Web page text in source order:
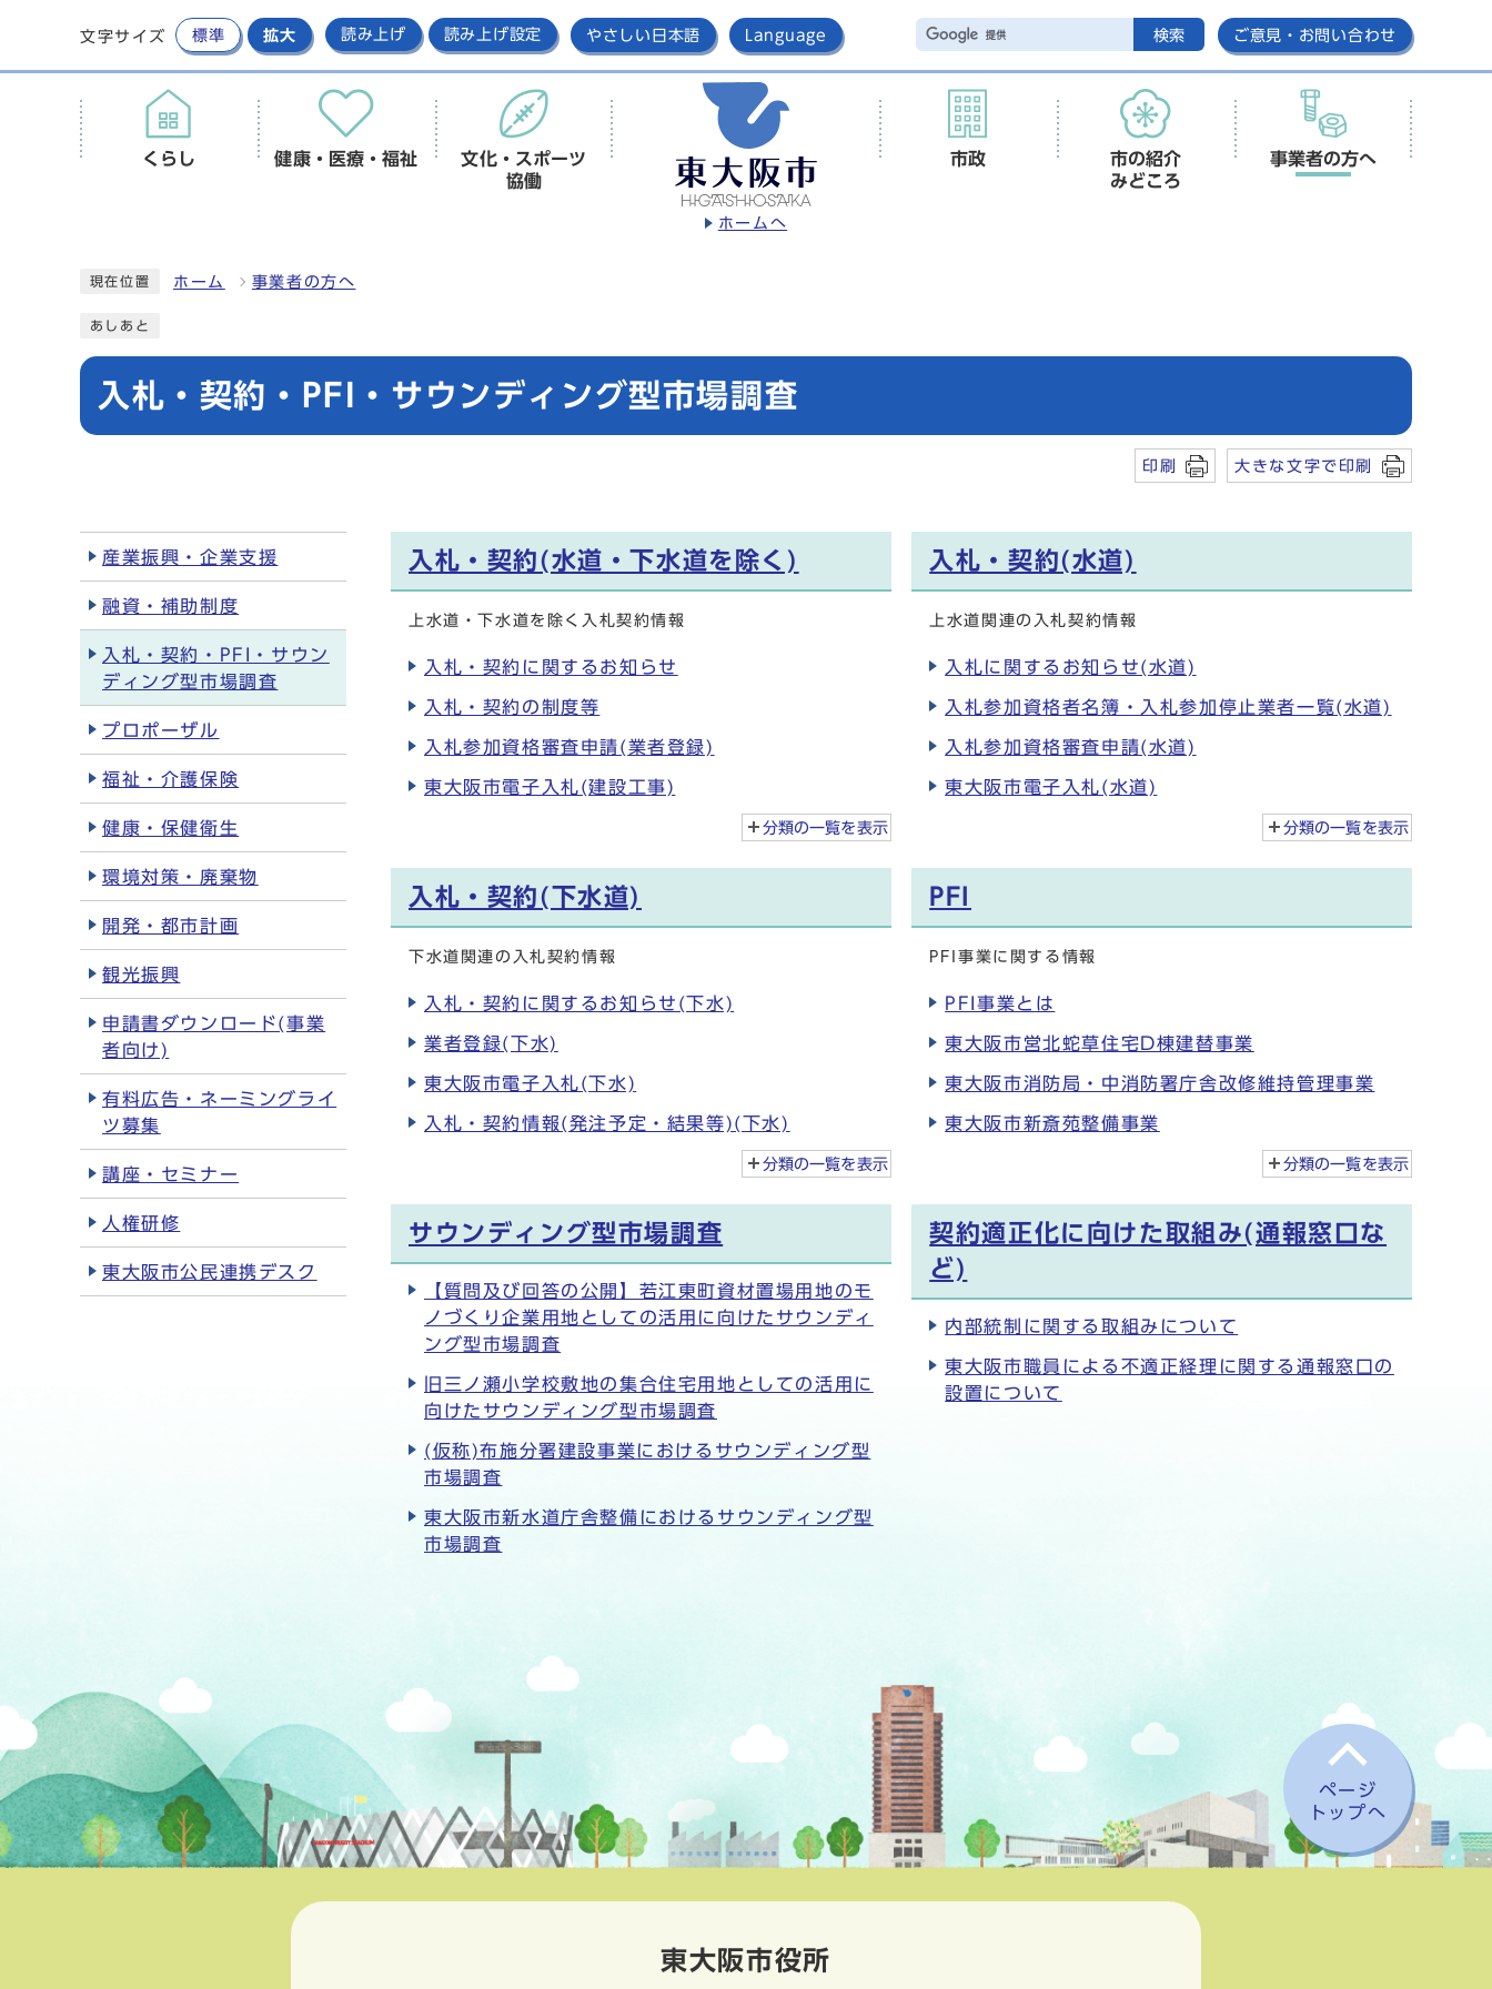
文字サイズ 標準 拡大 読み上げ 読み上げ設定 やさしい日本語 Language 検索 ご意見・お問い合わせ
ホームへ
くらし 健康・医療・福祉
文化・スポーツ
協働
市政
市の紹介
みどころ
事業者の方へ
現在位置 ホーム 事業者の方へ
あしあと
入札・契約・PFI・サウンディング型市場調査
印刷 大きな文字で印刷
入札・契約(水道・下水道を除く)
上水道・下水道を除く入札契約情報
入札・契約に関するお知らせ
入札・契約の制度等
入札参加資格審査申請(業者登録)
東大阪市電子入札(建設工事)
分類の一覧を表示
入札・契約(水道)
上水道関連の入札契約情報
入札に関するお知らせ(水道)
入札参加資格者名簿・入札参加停止業者一覧(水道)
入札参加資格審査申請(水道)
東大阪市電子入札(水道)
分類の一覧を表示
入札・契約(下水道)
下水道関連の入札契約情報
入札・契約に関するお知らせ(下水)
業者登録(下水)
東大阪市電子入札(下水)
入札・契約情報(発注予定・結果等)(下水)
分類の一覧を表示
PFI
PFI事業に関する情報
PFI事業とは
東大阪市営北蛇草住宅D棟建替事業
東大阪市消防局・中消防署庁舎改修維持管理事業
東大阪市新斎苑整備事業
分類の一覧を表示
サウンディング型市場調査
【質問及び回答の公開】若江東町資材置場用地のモ
ノづくり企業用地としての活用に向けたサウンディ
ング型市場調査
旧三ノ瀬小学校敷地の集合住宅用地としての活用に
向けたサウンディング型市場調査
(仮称)布施分署建設事業におけるサウンディング型
市場調査
東大阪市新水道庁舎整備におけるサウンディング型
市場調査
契約適正化に向けた取組み(通報窓口な
ど)
内部統制に関する取組みについて
東大阪市職員による不適正経理に関する通報窓口の
設置について
産業振興・企業支援
融資・補助制度
入札・契約・PFI・サウン
ディング型市場調査
プロポーザル
福祉・介護保険
健康・保健衛生
環境対策・廃棄物
開発・都市計画
観光振興
申請書ダウンロード(事業
者向け)
有料広告・ネーミングライ
ツ募集
講座・セミナー
人権研修
東大阪市公民連携デスク
ページ
トップへ
東大阪市役所